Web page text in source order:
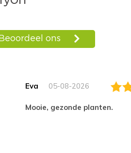
Eva 05-08-2026
Mooie, gezonde planten.